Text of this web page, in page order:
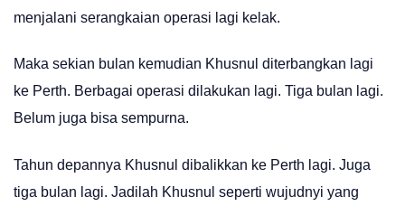
menjalani serangkaian operasi lagi kelak.
Maka sekian bulan kemudian Khusnul diterbangkan lagi
ke Perth. Berbagai operasi dilakukan lagi. Tiga bulan lagi.
Belum juga bisa sempurna.
Tahun depannya Khusnul dibalikkan ke Perth lagi. Juga
tiga bulan lagi. Jadilah Khusnul seperti wujudnyi yang